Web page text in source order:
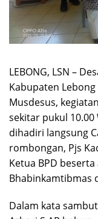
LEBONG, LSN –
Kabupaten
Musdesus,
sekitar pukul
dihadiri langsung
rombongan, Pjs
Ketua BPD
Bhabinkamtibmas
Dalam kata